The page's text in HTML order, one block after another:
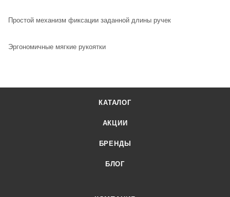
Простой механизм фиксации заданной длины ручек
Эргономичные мягкие рукоятки
КАТАЛОГ
АКЦИИ
БРЕНДЫ
БЛОГ